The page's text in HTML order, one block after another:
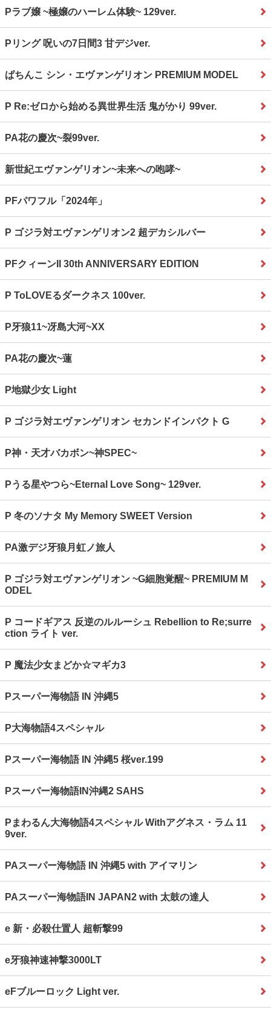
Pラブ嬢 ~極嬢のハーレム体験~ 129ver.
Pリング 呪いの7日間3 甘デジver.
ぱちんこ シン・エヴァンゲリオン PREMIUM MODEL
P Re:ゼロから始める異世界生活 鬼がかり 99ver.
PA花の慶次~裂99ver.
新世紀エヴァンゲリオン~未来への咆哮~
PFパワフル「2024年」
P ゴジラ対エヴァンゲリオン2 超デカシルバー
PFクィーンII 30th ANNIVERSARY EDITION
P ToLOVEるダークネス 100ver.
P牙狼11~冴島大河~XX
PA花の慶次~蓮
P地獄少女 Light
P ゴジラ対エヴァンゲリオン セカンドインパクト G
P神・天才バカボン~神SPEC~
Pうる星やつら~Eternal Love Song~ 129ver.
P 冬のソナタ My Memory SWEET Version
PA激デジ牙狼月虹ノ旅人
P ゴジラ対エヴァンゲリオン ~G細胞覚醒~ PREMIUM M
ODEL
P コードギアス 反逆のルルーシュ Rebellion to Re;surre
ction ライト ver.
P 魔法少女まどか☆マギカ3
Pスーパー海物語 IN 沖縄5
P大海物語4スペシャル
Pスーパー海物語 IN 沖縄5 桜ver.199
Pスーパー海物語IN沖縄2 SAHS
Pまわるん大海物語4スペシャル Withアグネス・ラム 11
9ver.
PAスーパー海物語 IN 沖縄5 with アイマリン
PAスーパー海物語IN JAPAN2 with 太鼓の達人
e 新・必殺仕置人 超斬撃99
e牙狼神速神撃3000LT
eFブルーロック Light ver.